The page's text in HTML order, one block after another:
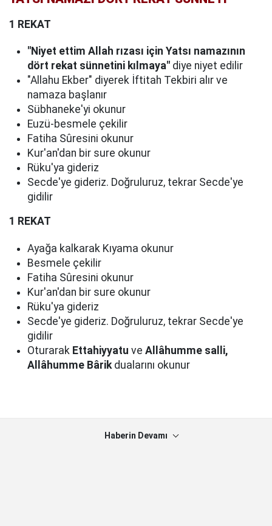
1 REKAT
"Niyet ettim Allah rızası için Yatsı namazının
dört rekat sünnetini kılmaya" diye niyet edilir
"Allahu Ekber" diyerek İftitah Tekbiri alır ve
namaza başlanır
Sübhaneke'yi okunur
Euzü-besmele çekilir
Fatiha Sûresini okunur
Kur'an'dan bir sure okunur
Rüku'ya gideriz
Secde'ye gideriz. Doğruluruz, tekrar Secde'ye
gidilir
1 REKAT
Ayağa kalkarak Kıyama okunur
Besmele çekilir
Fatiha Sûresini okunur
Kur'an'dan bir sure okunur
Rüku'ya gideriz
Secde'ye gideriz. Doğruluruz, tekrar Secde'ye
gidilir
Oturarak Ettahiyyatu ve Allâhumme salli,
Allâhumme Bârikdualarını okunur
Haberin Devamı